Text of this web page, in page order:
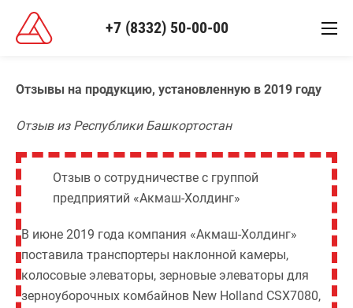
+7 (8332) 50-00-00
Отзывы на продукцию, установленную в 2019 году
Отзыв из Республики Башкортостан
Отзыв о сотрудничестве с группой
предприятий «Акмаш-Холдинг»
В июне 2019 года компания «Акмаш-Холдинг»
поставила транспортеры наклонной камеры,
колосовые элеваторы, зерновые элеваторы для
зерноуборочных комбайнов New Holland CSX7080,